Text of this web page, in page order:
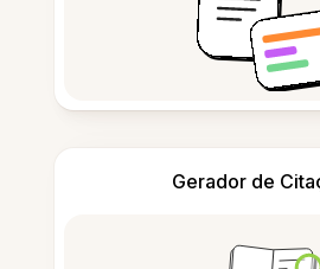
Gerador de